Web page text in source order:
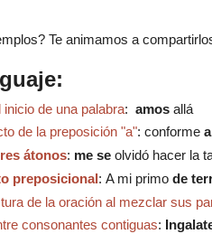
Te animamos a
de una palabra: amos allá
de la preposición "a": conforme a
átonos: me se olvidó hacer la
preposicional: A mi primo de
de la oración al mezclar sus
consonantes contiguas: